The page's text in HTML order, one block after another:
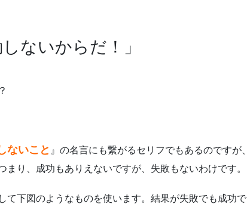
ないからだ！」
ないこと 』の名言にも繋がるセリフでもあるのですが、
り、成功もありえないですが、失敗もないわけです。
て下図のようなものを使います。結果が失敗でも成功で